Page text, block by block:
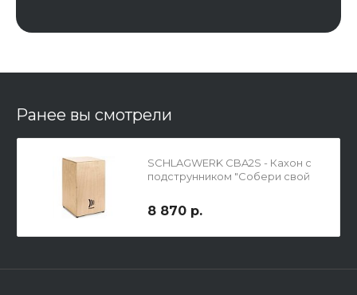
Ранее вы смотрели
SCHLAGWERK CBA2S - Кахон с
подструнником "Собери свой
8 870 р.